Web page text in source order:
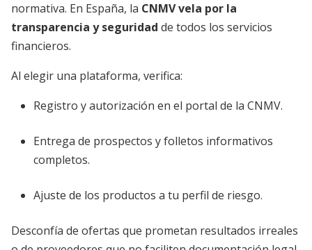
normativa. En España, la CNMV vela por la
transparencia y seguridad de todos los servicios
financieros.
Al elegir una plataforma, verifica:
Registro y autorización en el portal de la CNMV.
Entrega de prospectos y folletos informativos
completos.
Ajuste de los productos a tu perfil de riesgo.
Desconfía de ofertas que prometan resultados irreales